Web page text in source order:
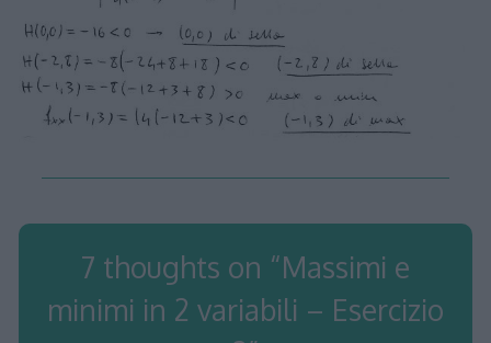
7 thoughts on “Massimi e
minimi in 2 variabili – Esercizio